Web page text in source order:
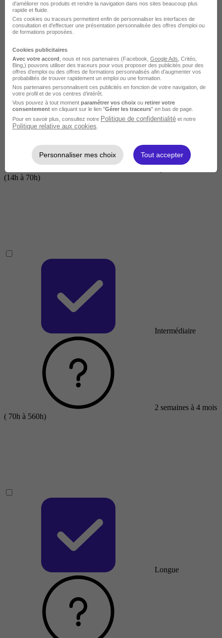
Courte
2 jours à 2 semaines
(14h à 70h)
Intermédiaire
2 semaines à 4 mois
( 70h à 560h)
Longue
d'améliorer nos produits et rendre la navigation dans nos sites beaucoup plus
rapide et fluide.
Ces cookies ou traceurs permettent enfin de personnaliser les interfaces de
consultation et d'effectuer une présentation personnalisée des offres d'emploi ou
de formations proposées.
Cookies publicitaires
Avec votre accord , nous et nos partenaires (Facebook, Google Ads , Critéo,
Bing,) pouvons utiliser des traceurs pour vous proposer des publicités pour des
offres d’emploi ou des offres de formations personnalisés afin d’augmenter vos
probabilités de trouver rapidement un emploi ou une formation.
Nos partenaires personnalisent ces publicités en fonction de votre navigation, de
votre profil et de vos centres d’intérêt.
Vous pouvez à tout moment paramétrer vos choix ou retirer votre
consentement en cliquant sur le lien "Gérer les traceurs" en bas de page.
Pour en savoir plus, consultez notre Politique de confidentialité et notre
Politique relative aux cookies
Personnaliser mes choix Tout accepter